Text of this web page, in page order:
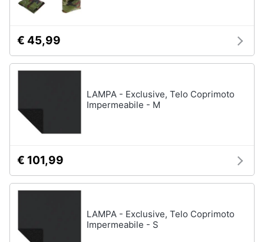
€ 45,99
LAMPA - Exclusive, Telo Coprimoto
Impermeabile - M
€ 101,99
LAMPA - Exclusive, Telo Coprimoto
Impermeabile - S